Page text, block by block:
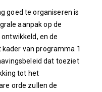
goed te organiseren is
aanpak op de
en de
van programma 1
dat toeziet
tot het
orde zullen de